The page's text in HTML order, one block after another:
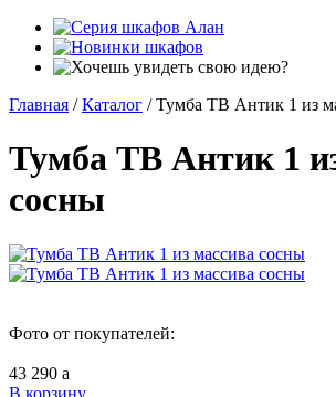
Главная / Каталог / Тумба ТВ Антик 1 из
Тумба ТВ Антик 1
сосны
Фото от покупателей:
43 290 a
В корзину